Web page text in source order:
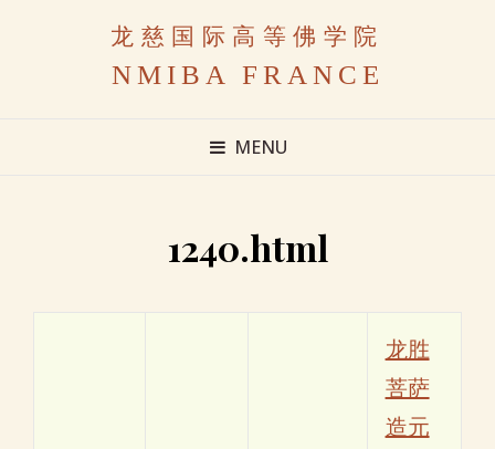
龙慈国际高等佛学院
NMIBA FRANCE
MENU
1240.html
龙胜
菩萨
造元